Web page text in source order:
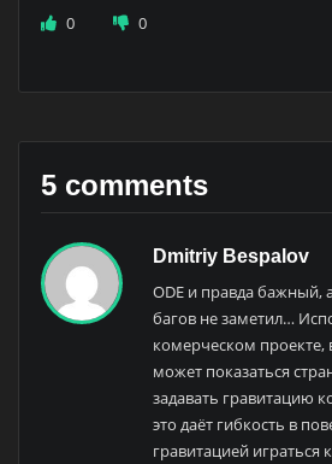
0 0
5 comments
Dmitriy Bespalov
ODE и правда бажный,
багов не заметил…
комерческом
может показаться
задавать гравитацию
это даёт гибкость в
гравитацией играться